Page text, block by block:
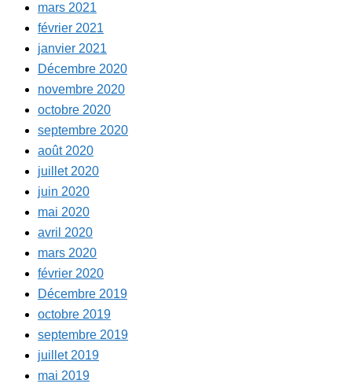
mars 2021
février 2021
janvier 2021
Décembre 2020
novembre 2020
octobre 2020
septembre 2020
août 2020
juillet 2020
juin 2020
mai 2020
avril 2020
mars 2020
février 2020
Décembre 2019
octobre 2019
septembre 2019
juillet 2019
mai 2019